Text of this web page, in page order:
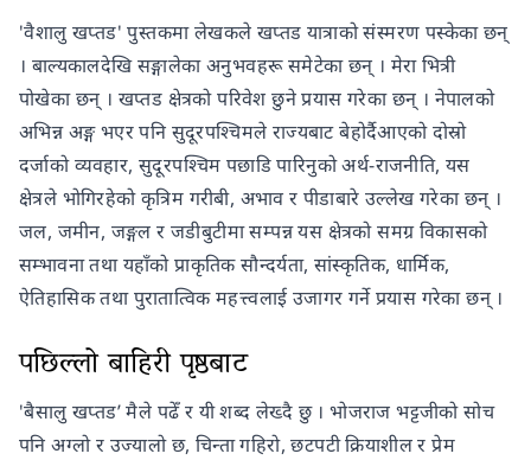
'वैशालु खप्तड' पुस्तकमा लेखकले खप्तड यात्राको संस्मरण पस्केका छन्
। बाल्यकालदेखि सङ्गालेका अनुभवहरू समेटेका छन् । मेरा भित्री
पोखेका छन् । खप्तड क्षेत्रको परिवेश छुने प्रयास गरेका छन् । नेपालको
अभिन्न अङ्ग भएर पनि सुदूरपश्चिमले राज्यबाट बेहोर्दैआएको दोस्रो
दर्जाको व्यवहार, सुदूरपश्चिम पछाडि पारिनुको अर्थ-राजनीति, यस
क्षेत्रले भोगिरहेको कृत्रिम गरीबी, अभाव र पीडाबारे उल्लेख गरेका छन् ।
जल, जमीन, जङ्गल र जडीबुटीमा सम्पन्न यस क्षेत्रको समग्र विकासको
सम्भावना तथा यहाँको प्राकृतिक सौन्दर्यता, सांस्कृतिक, धार्मिक,
ऐतिहासिक तथा पुरातात्विक महत्त्वलाई उजागर गर्ने प्रयास गरेका छन् ।
पछिल्लो बाहिरी पृष्ठबाट
'बैसालु खप्तड’ मैले पढेँ र यी शब्द लेख्दै छु । भोजराज भट्टजीको सोच
पनि अग्लो र उज्यालो छ, चिन्ता गहिरो, छटपटी क्रियाशील र प्रेम